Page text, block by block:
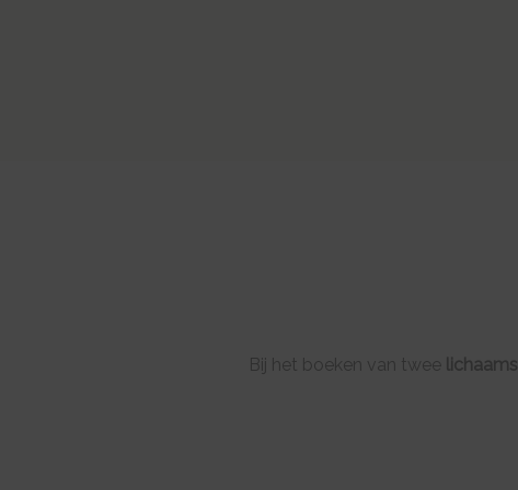
Bij het boeken van twee lichaams